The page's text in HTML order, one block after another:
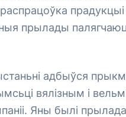
прадукцыі
прылады
адбыўся
вялізным і
Яны былі